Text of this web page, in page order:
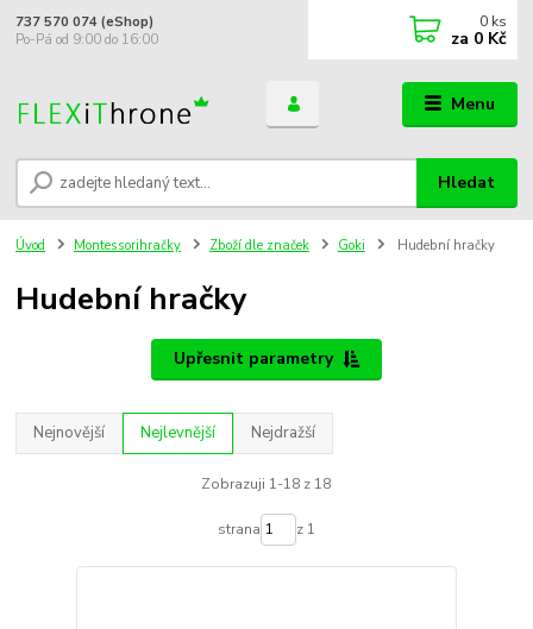
Menu
Hledat
737 570 074 (eShop)
Po-Pá od 9:00 do 16:00
0 ks
za 0 Kč
Úvod Montessorihračky Zboží dle značek Goki Hudební hračky
Hudební hračky
Upřesnit parametry
Nejnovější Nejlevnější Nejdražší
Zobrazuji 1-18 z 18
strana z 1